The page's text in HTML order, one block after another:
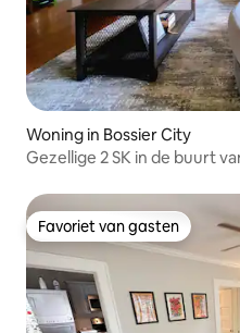
Woning in Bossier City
Gezellige 2 SK in de buurt
Favoriet van gasten
Favoriet van gasten